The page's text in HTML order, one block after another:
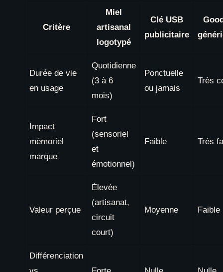
Critère
Miel
artisanal
logotypé
Clé USB
publicitaire
Durée de vie
en usage
Quotidienne
(3 à 6
mois)
Ponctuelle
ou jamais
Très
Impact
mémoriel
marque
Fort
(sensoriel
et
émotionnel)
Faible Très
Valeur perçue
Élevée
(artisanat,
circuit
court)
Moyenne Faible
Différenciation